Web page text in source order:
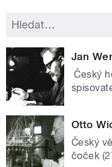
Jan
Český
Otto
Český
čoček